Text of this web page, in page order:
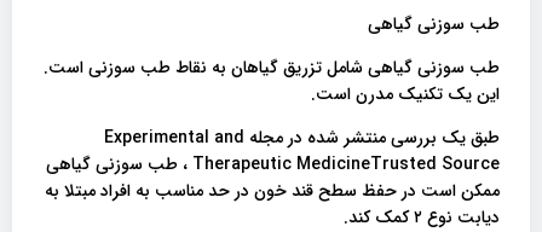
طب سوزنی گیاهی
طب سوزنی گیاهی شامل تزریق گیاهان به نقاط طب سوزنی است.
این یک تکنیک مدرن است.
طبق یک بررسی منتشر شده در مجله Experimental and
Therapeutic MedicineTrusted Source ، طب سوزنی گیاهی
ممکن است در حفظ سطح قند خون در حد مناسب به افراد مبتلا به
دیابت نوع ۲ کمک کند.